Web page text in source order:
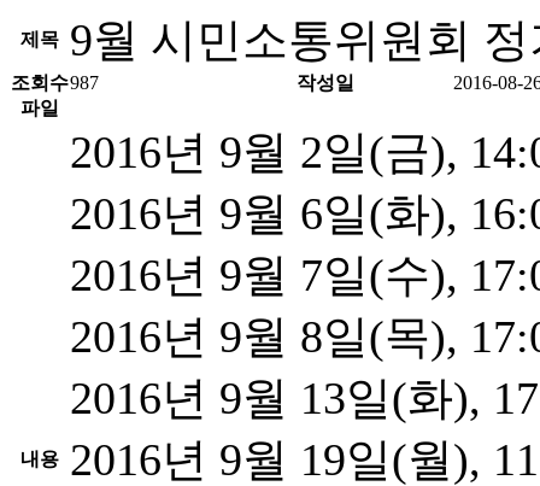
제목 9월 시민소통위원회
조회수987 작성일
2016-08-
파일
내용
2016년 9월 2일(금),
2016년 9월 6일(화),
2016년 9월 7일(수),
2016년 9월 8일(목),
2016년 9월 13일(화),
2016년 9월 19일(월),